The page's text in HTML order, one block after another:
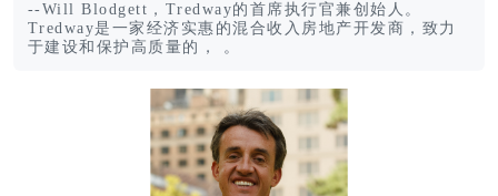
--Will Blodgett，Tredway的首席执行官兼创始人。
Tredway是一家经济实惠的混合收入房地产开发商，致力
于建设和保护高质量的， 。